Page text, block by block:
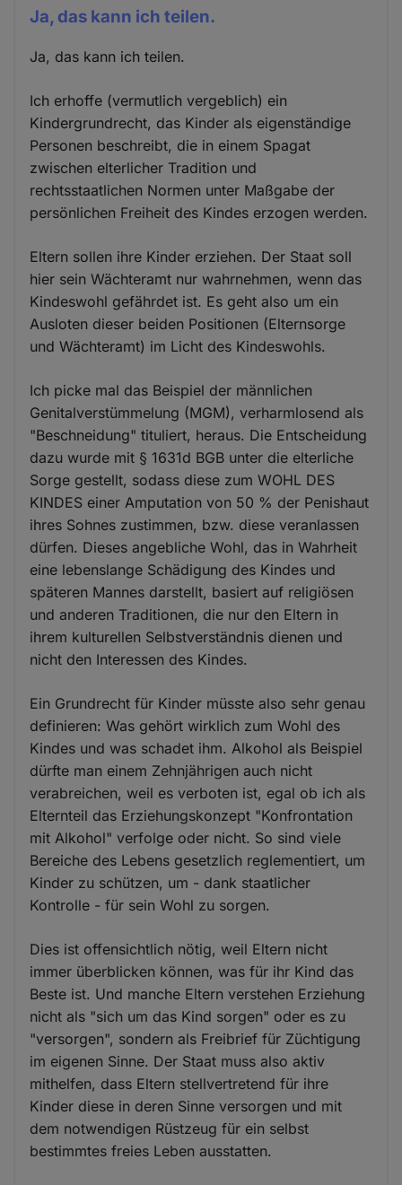
Ja, das kann ich teilen.
Ja, das kann ich teilen.
Ich erhoffe (vermutlich vergeblich) ein
Kindergrundrecht, das Kinder als eigenständige
Personen beschreibt, die in einem Spagat
zwischen elterlicher Tradition und
rechtsstaatlichen Normen unter Maßgabe der
persönlichen Freiheit des Kindes erzogen werden.
Eltern sollen ihre Kinder erziehen. Der Staat soll
hier sein Wächteramt nur wahrnehmen, wenn das
Kindeswohl gefährdet ist. Es geht also um ein
Ausloten dieser beiden Positionen (Elternsorge
und Wächteramt) im Licht des Kindeswohls.
Ich picke mal das Beispiel der männlichen
Genitalverstümmelung (MGM), verharmlosend als
"Beschneidung" tituliert, heraus. Die Entscheidung
dazu wurde mit § 1631d BGB unter die elterliche
Sorge gestellt, sodass diese zum WOHL DES
KINDES einer Amputation von 50 % der Penishaut
ihres Sohnes zustimmen, bzw. diese veranlassen
dürfen. Dieses angebliche Wohl, das in Wahrheit
eine lebenslange Schädigung des Kindes und
späteren Mannes darstellt, basiert auf religiösen
und anderen Traditionen, die nur den Eltern in
ihrem kulturellen Selbstverständnis dienen und
nicht den Interessen des Kindes.
Ein Grundrecht für Kinder müsste also sehr genau
definieren: Was gehört wirklich zum Wohl des
Kindes und was schadet ihm. Alkohol als Beispiel
dürfte man einem Zehnjährigen auch nicht
verabreichen, weil es verboten ist, egal ob ich als
Elternteil das Erziehungskonzept "Konfrontation
mit Alkohol" verfolge oder nicht. So sind viele
Bereiche des Lebens gesetzlich reglementiert, um
Kinder zu schützen, um - dank staatlicher
Kontrolle - für sein Wohl zu sorgen.
Dies ist offensichtlich nötig, weil Eltern nicht
immer überblicken können, was für ihr Kind das
Beste ist. Und manche Eltern verstehen Erziehung
nicht als "sich um das Kind sorgen" oder es zu
"versorgen", sondern als Freibrief für Züchtigung
im eigenen Sinne. Der Staat muss also aktiv
mithelfen, dass Eltern stellvertretend für ihre
Kinder diese in deren Sinne versorgen und mit
dem notwendigen Rüstzeug für ein selbst
bestimmtes freies Leben ausstatten.